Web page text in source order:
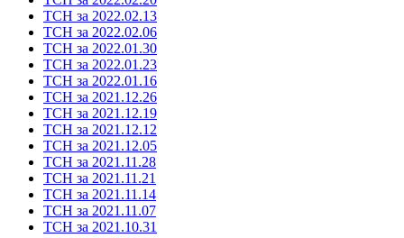
ТСН за 2022.02.13
ТСН за 2022.02.06
ТСН за 2022.01.30
ТСН за 2022.01.23
ТСН за 2022.01.16
ТСН за 2021.12.26
ТСН за 2021.12.19
ТСН за 2021.12.12
ТСН за 2021.12.05
ТСН за 2021.11.28
ТСН за 2021.11.21
ТСН за 2021.11.14
ТСН за 2021.11.07
ТСН за 2021.10.31